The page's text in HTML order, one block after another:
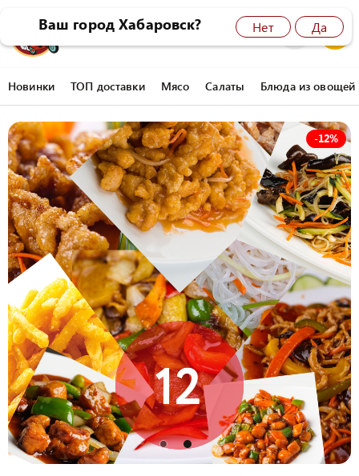
8 (4212) 45-77-77 0
Новинки ТОП доставки Мясо Салаты Блюда из овощей
-12%
Ваш город Хабаровск? Да
Нет